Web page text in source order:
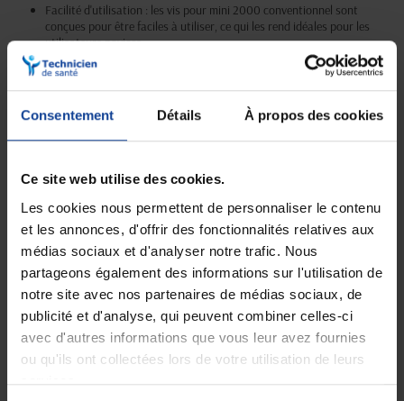
Consentement Détails À propos des cookies
Ce site web utilise des cookies.
Les cookies nous permettent de personnaliser le contenu
et les annonces, d'offrir des fonctionnalités relatives aux
médias sociaux et d'analyser notre trafic. Nous
partageons également des informations sur l'utilisation de
notre site avec nos partenaires de médias sociaux, de
publicité et d'analyse, qui peuvent combiner celles-ci
avec d'autres informations que vous leur avez fournies
ou qu'ils ont collectées lors de votre utilisation de leurs
services.
Facilité d'utilisation : les vis pour mini 2000 conventionnel sont
conçues pour être faciles à utiliser, ce qui les rend idéales pour les
utilisateurs novices.
Robustesse : ces vis sont fabriquées à partir de matériaux de haute
qualité, ce qui les rend résistantes et durables.
Polyvalence : elles conviennent à une large gamme d'applications, que
ce soit pour des projets de bricolage ou des travaux professionnels.
Compatibilité : les vis pour mini 2000 conventionnel sont compatibles
avec de nombreux outils et peuvent donc être utilisées avec facilité.
efficacité de forage et de fixation.
Livraison gratuite
En magasin Technicien de santé
En France à domicile à partir de 99€
d'achats
Paiement sécurisé
Paiement en ligne 100% sécurisé par
carte bancaire ou Paypal
Expédition Service client